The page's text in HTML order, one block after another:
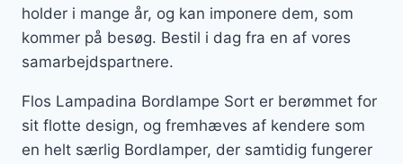
holder i mange år, og kan imponere dem, som
kommer på besøg. Bestil i dag fra en af vores
samarbejdspartnere.
Flos Lampadina Bordlampe Sort er berømmet for
sit flotte design, og fremhæves af kendere som
en helt særlig Bordlamper, der samtidig fungerer